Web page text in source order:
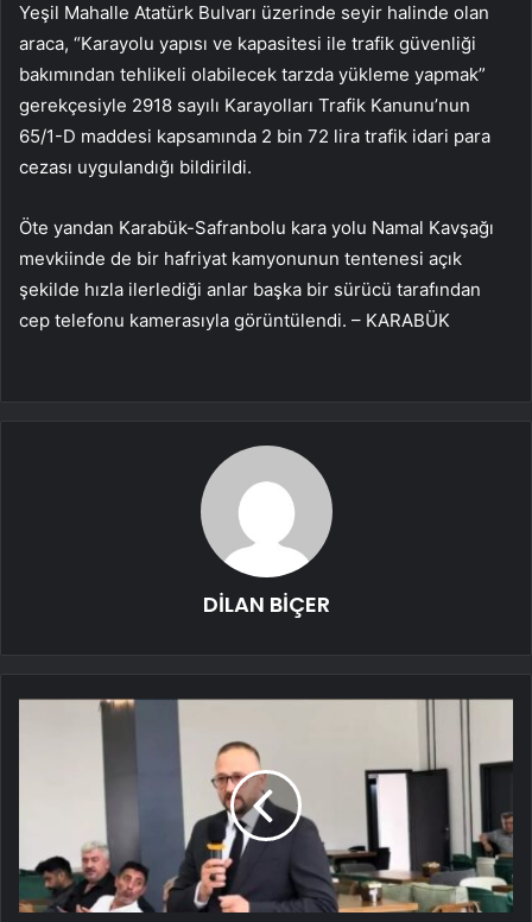
Yeşil Mahalle Atatürk Bulvarı üzerinde seyir halinde olan
araca, “Karayolu yapısı ve kapasitesi ile trafik güvenliği
bakımından tehlikeli olabilecek tarzda yükleme yapmak”
gerekçesiyle 2918 sayılı Karayolları Trafik Kanunu’nun
65/1-D maddesi kapsamında 2 bin 72 lira trafik idari para
cezası uygulandığı bildirildi.
Öte yandan Karabük-Safranbolu kara yolu Namal Kavşağı
mevkiinde de bir hafriyat kamyonunun tentenesi açık
şekilde hızla ilerlediği anlar başka bir sürücü tarafından
cep telefonu kamerasıyla görüntülendi. – KARABÜK
DİLAN BİÇER